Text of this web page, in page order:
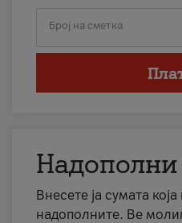
Број на сметка
Внесете ја сумата
надополните. Ве